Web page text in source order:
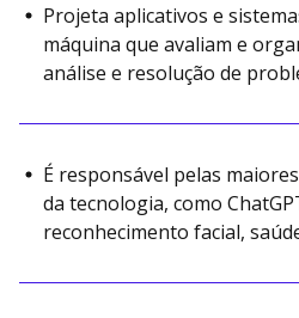
Projeta aplicativos e
máquina que avaliam e
análise e resolução de
É responsável pelas
da tecnologia, como
reconhecimento facial,